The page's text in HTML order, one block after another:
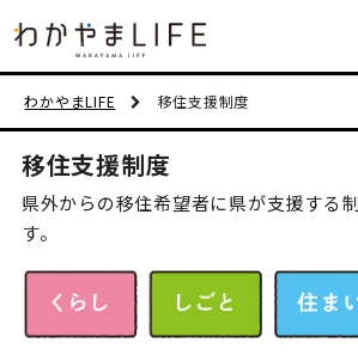
イベント情報
人に会う
しごと
住まい
わかやまLIFE 移住支援制度
移住支援制度
県外からの移住希望者に県が支援する
す。